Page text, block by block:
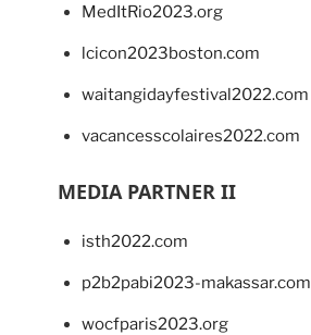
MedItRio2023.org
lcicon2023boston.com
waitangidayfestival2022.com
vacancesscolaires2022.com
MEDIA PARTNER II
isth2022.com
p2b2pabi2023-makassar.com
wocfparis2023.org